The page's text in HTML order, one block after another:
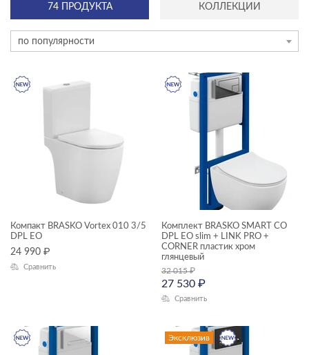
эксклюзив
КАТЕГОРИЯ
унитазы, биде, писсуары
акриловые ванны
душевое оборудование
мебель для ванной
ТИП ПРОДУКТА
комплекты (готовые решения)
унитазы подвесные
унитазы-компакты
74 ПРОДУКТА КОЛЛЕКЦИИ
по популярности
Компакт BRASKO Vortex 010 3/5
DPL EO
24 990 ₽
Сравнить
Комплект BRASKO SMART CO
DPL EO slim + LINK PRO +
CORNER пластик хром
глянцевый
32 015₽
27 530 ₽
Сравнить
Эксклюзив